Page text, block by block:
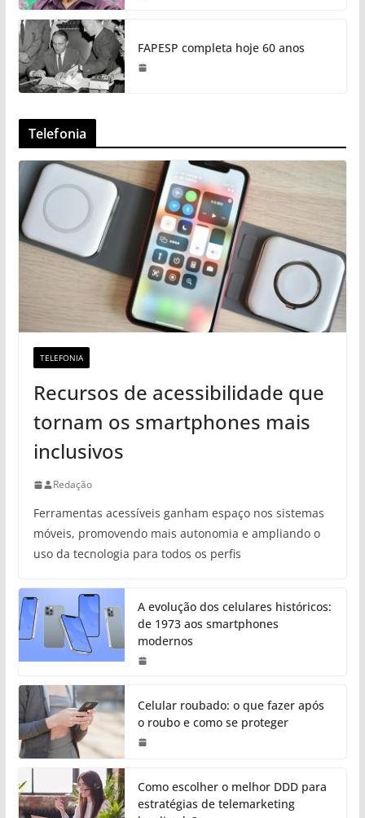
FAPESP completa hoje 60 anos
Telefonia
TELEFONIA
Recursos de acessibilidade que
tornam os smartphones mais
inclusivos
Redação
Ferramentas acessíveis ganham espaço nos sistemas
móveis, promovendo mais autonomia e ampliando o
uso da tecnologia para todos os perfis
A evolução dos celulares históricos:
de 1973 aos smartphones
modernos
Celular roubado: o que fazer após
o roubo e como se proteger
Como escolher o melhor DDD para
estratégias de telemarketing